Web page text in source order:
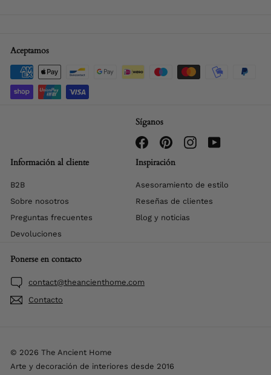
Aceptamos
Síganos
FacebookPinterestInstagram
Información al cliente
B2B
Sobre nosotros
Preguntas frecuentes
Devoluciones
Inspiración
Asesoramiento de estilo
Reseñas de clientes
Blog y noticias
Ponerse en contacto
contact@theancienthome.com
Contacto
© 2026 The Ancient Home
Arte y decoración de interiores desde 2016